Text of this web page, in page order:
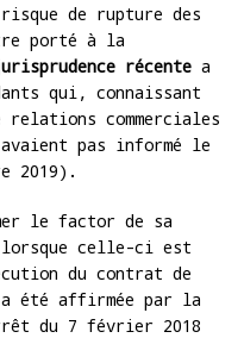
de rupture des
porté à la
récente a
qui, connaissant
relations commerciales
pas informé le
2019).
le factor de sa
lorsque celle-ci est
du contrat de
été affirmée par la
du 7 février 2018